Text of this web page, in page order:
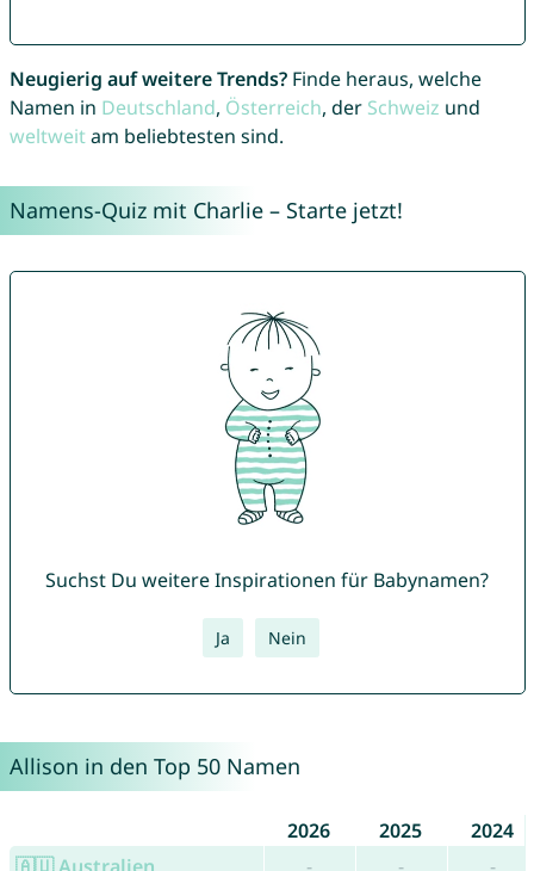
Neugierig auf weitere Trends?Finde heraus, welche
Namen in Deutschland, Österreich, der Schweiz und
weltweitam beliebtesten sind.
Namens-Quiz mit Charlie – Starte jetzt!
Suchst Du weitere Inspirationen für Babynamen?
Ja Nein
Allison in den Top 50 Namen
2026 2025
2024